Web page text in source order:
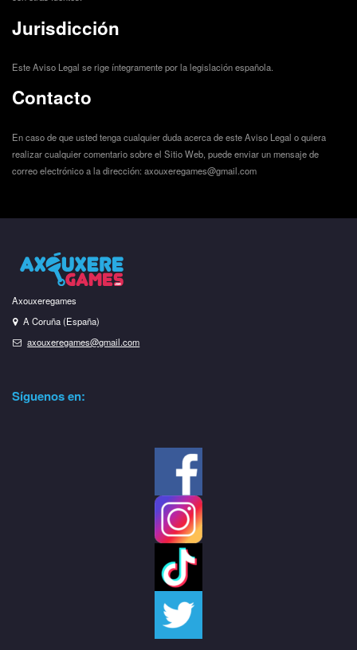
Jurisdicción
Este Aviso Legal se rige íntegramente por la legislación española.
Contacto
En caso de que usted tenga cualquier duda acerca de este Aviso Legal o quiera
realizar cualquier comentario sobre el Sitio Web, puede enviar un mensaje de
correo electrónico a la dirección: axouxeregames@gmail.com
Axouxeregames
A Coruña (España)
axouxeregames@gmail.com
Síguenos en: